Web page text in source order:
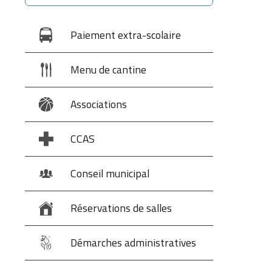
Paiement extra-scolaire
Menu de cantine
Associations
CCAS
Conseil municipal
Réservations de salles
Démarches administratives